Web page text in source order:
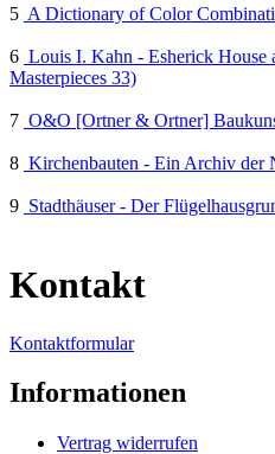
5 A Dictionary of Color
6 Louis I. Kahn - Esherick House
Masterpieces 33)
7 O&O [Ortner & Ortner]
8 Kirchenbauten - Ein Archiv der
9 Stadthäuser - Der
Kontakt
Kontaktformular
Informationen
Vertrag widerrufen